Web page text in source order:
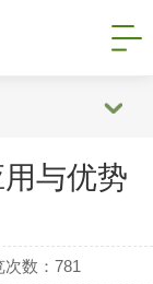
与优势
次数：781